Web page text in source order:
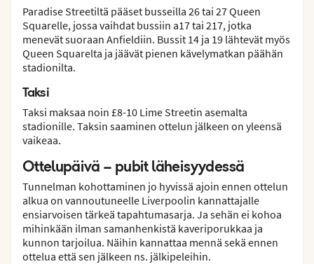
Paradise Streetiltä pääset busseilla 26 tai 27 Queen
Squarelle, jossa vaihdat bussiin a17 tai 217, jotka
menevät suoraan Anfieldiin. Bussit 14 ja 19 lähtevät myös
Queen Squarelta ja jäävät pienen kävelymatkan päähän
stadionilta.
Taksi
Taksi maksaa noin £8-10 Lime Streetin asemalta
stadionille. Taksin saaminen ottelun jälkeen on yleensä
vaikeaa.
Ottelupäivä – pubit läheisyydessä
Tunnelman kohottaminen jo hyvissä ajoin ennen ottelun
alkua on vannoutuneelle Liverpoolin kannattajalle
ensiarvoisen tärkeä tapahtumasarja. Ja sehän ei kohoa
mihinkään ilman samanhenkistä kaveriporukkaa ja
kunnon tarjoilua. Näihin kannattaa mennä sekä ennen
ottelua että sen jälkeen ns. jälkipeleihin.